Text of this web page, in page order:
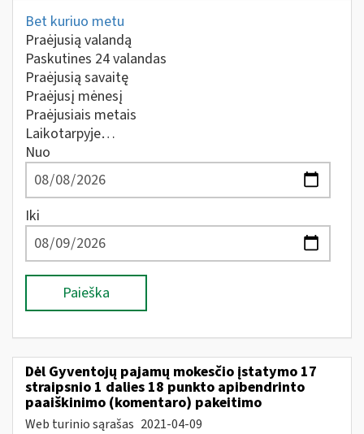
Bet kuriuo metu
Praėjusią valandą
Paskutines 24 valandas
Praėjusią savaitę
Praėjusį mėnesį
Praėjusiais metais
Laikotarpyje…
Nuo
Iki
Paieška
Dėl Gyventojų pajamų mokesčio įstatymo 17
straipsnio 1 dalies 18 punkto apibendrinto
paaiškinimo (komentaro) pakeitimo
Web turinio sąrašas 2021-04-09